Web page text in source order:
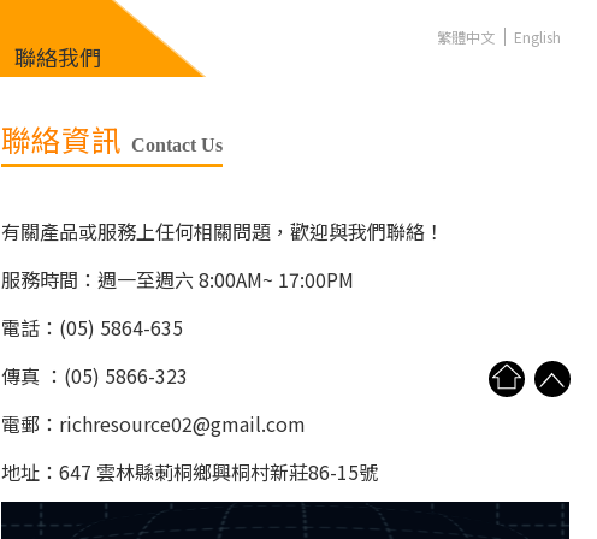
聯絡我們
繁體中文 English
聯絡資訊 Contact Us
有關產品或服務上任何相關問題，歡迎與我們聯絡！
服務時間：週一至週六 8:00AM~ 17:00PM
電話：(05) 5864-635
傳真 ：(05) 5866-323
電郵：richresource02@gmail.com
地址：647 雲林縣莿桐鄉興桐村新莊86-15號